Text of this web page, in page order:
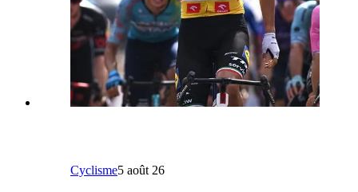
Cyclisme5 août 26